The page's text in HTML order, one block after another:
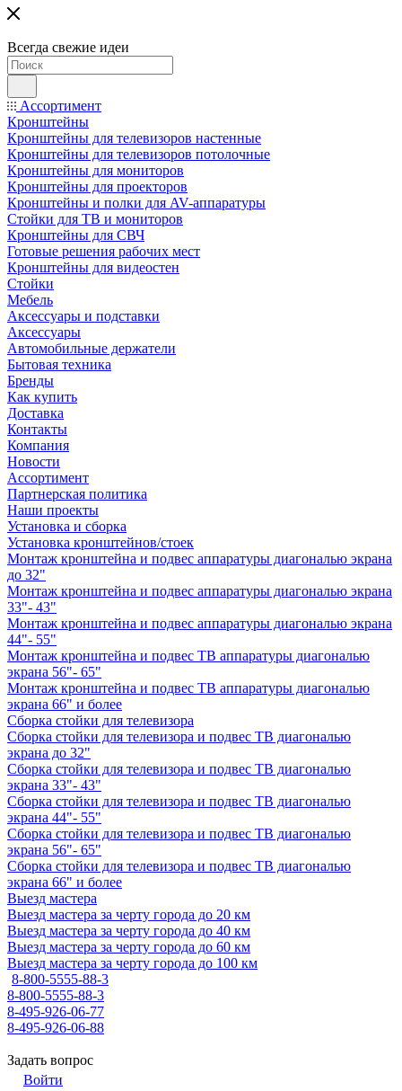
Всегда свежие идеи
Ассортимент
Кронштейны
Кронштейны для телевизоров настенные
Кронштейны для телевизоров потолочные
Кронштейны для мониторов
Кронштейны для проекторов
Кронштейны и полки для AV-аппаратуры
Стойки для ТВ и мониторов
Кронштейны для СВЧ
Готовые решения рабочих мест
Кронштейны для видеостен
Стойки
Мебель
Аксессуары и подставки
Аксессуары
Автомобильные держатели
Бытовая техника
Бренды
Как купить
Доставка
Контакты
Компания
Новости
Ассортимент
Партнерская политика
Наши проекты
Установка и сборка
Установка кронштейнов/стоек
Монтаж кронштейна и подвес аппаратуры диагональю экрана
до 32"
Монтаж кронштейна и подвес аппаратуры диагональю экрана
33"- 43"
Монтаж кронштейна и подвес аппаратуры диагональю экрана
44"- 55"
Монтаж кронштейна и подвес ТВ аппаратуры диагональю
экрана 56"- 65"
Монтаж кронштейна и подвес ТВ аппаратуры диагональю
экрана 66" и более
Сборка стойки для телевизора
Сборка стойки для телевизора и подвес ТВ диагональю
экрана до 32"
Сборка стойки для телевизора и подвес ТВ диагональю
экрана 33"- 43"
Сборка стойки для телевизора и подвес ТВ диагональю
экрана 44"- 55"
Сборка стойки для телевизора и подвес ТВ диагональю
экрана 56"- 65"
Сборка стойки для телевизора и подвес ТВ диагональю
экрана 66" и более
Выезд мастера
Выезд мастера за черту города до 20 км
Выезд мастера за черту города до 40 км
Выезд мастера за черту города до 60 км
Выезд мастера за черту города до 100 км
8-800-5555-88-3
8-800-5555-88-3
8-495-926-06-77
8-495-926-06-88
Задать вопрос
Войти